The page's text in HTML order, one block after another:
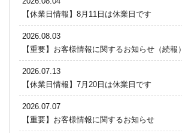
【休業日情報】8月11日は休業日です
2026.08.03
【重要】お客様情報に関するお知らせ（続報）
2026.07.13
【休業日情報】7月20日は休業日です
2026.07.07
【重要】お客様情報に関するお知らせ